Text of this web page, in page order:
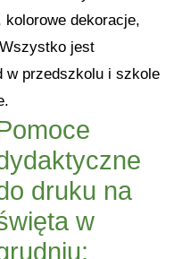
dekoracje,
jest
w przedszkolu i szkole
druku na
w